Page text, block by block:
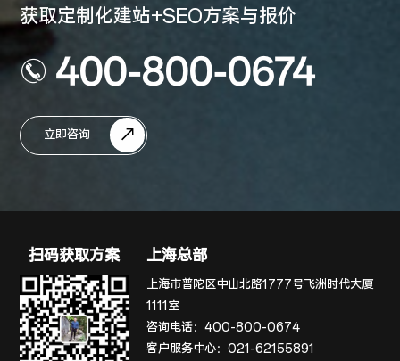
获取定制化建站+SEO方案与报价
400-800-0674
立即咨询
扫码获取方案 上海总部
上海市普陀区中山北路1777号飞洲时代大厦
1111室
咨询电话：400-800-0674
客户服务中心：021-62155891